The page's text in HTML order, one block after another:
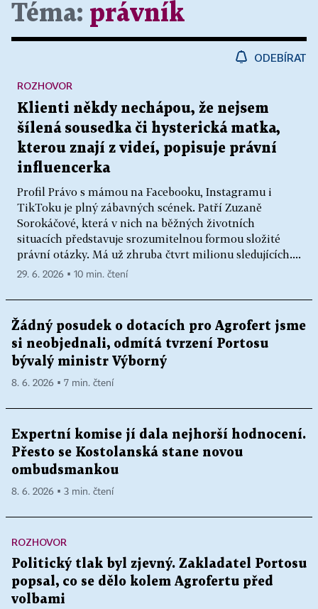
Téma: právník
ODEBÍRAT
Klienti někdy nechápou, že nejsem
šílená sousedka či hysterická matka,
kterou znají z videí, popisuje právní
influencerka
Profil Právo s mámou na Facebooku, Instagramu i
TikToku je plný zábavných scének. Patří Zuzaně
Sorokáčové, která v nich na běžných životních
situacích představuje srozumitelnou formou složité
právní otázky. Má už zhruba čtvrt milionu sledujících....
ROZHOVOR
29. 6. 2026 ▪ 10 min. čtení
Žádný posudek o dotacích pro Agrofert jsme
si neobjednali, odmítá tvrzení Portosu
bývalý ministr Výborný
8. 6. 2026 ▪ 7 min. čtení
Expertní komise jí dala nejhorší hodnocení.
Přesto se Kostolanská stane novou
ombudsmankou
8. 6. 2026 ▪ 3 min. čtení
ROZHOVOR
Politický tlak byl zjevný. Zakladatel Portosu
popsal, co se dělo kolem Agrofertu před
volbami